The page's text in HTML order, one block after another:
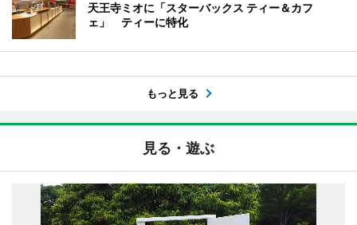
天王寺ミオに「スターバックス ティー＆カフ
ェ」 ティーに特化
もっと見る
見る・遊ぶ